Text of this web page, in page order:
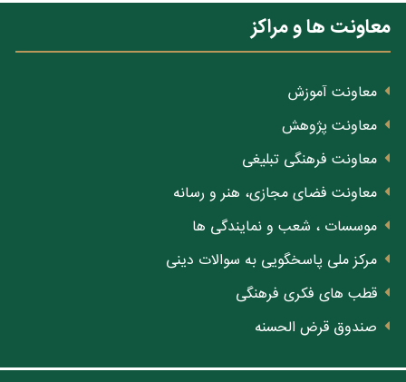
معاونت ها و مراکز
معاونت آموزش
معاونت پژوهش
معاونت فرهنگی تبلیغی
معاونت فضای مجازی، هنر و رسانه
موسسات ، شعب و نمایندگی ها
مرکز ملی پاسخگویی به سوالات دینی
قطب های فکری فرهنگی
صندوق قرض الحسنه